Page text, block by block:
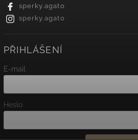
sperky.agato
sperky.agato
PŘIHLÁŠENÍ
E-mail
Heslo